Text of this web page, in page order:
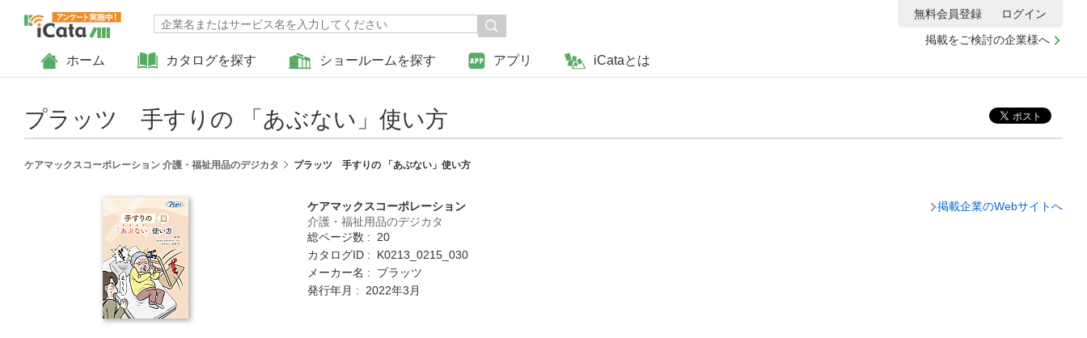
ホーム カタログを探す ショールームを探す アプリ iCataとは
掲載をご検討の企業様へ
無料会員登録 ログイン
プラッツ 手すりの 「あぶない」使い方
ケアマックスコーポレーション 介護・福祉用品のデジカタ プラッツ 手すりの 「あぶない」使い方
ケアマックスコーポレーション
介護・福祉用品のデジカタ
総ページ数 : 20
カタログID : K0213_0215_030
メーカー名 : プラッツ
発行年月 : 2022年3月
掲載企業のWebサイトへ